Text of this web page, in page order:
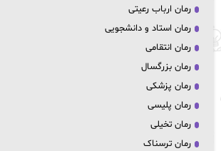
رمان ارباب رعیتی
رمان استاد و دانشجویی
رمان انتقامی
رمان بزرگسال
رمان پزشکی
رمان پلیسی
رمان تخیلی
رمان ترسناک